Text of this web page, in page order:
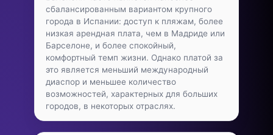
сбалансированным вариантом крупного
города в Испании: доступ к пляжам, более
низкая арендная плата, чем в Мадриде или
Барселоне, и более спокойный,
комфортный темп жизни. Однако платой за
это является меньший международный
диаспор и меньшее количество
возможностей, характерных для больших
городов, в некоторых отраслях.